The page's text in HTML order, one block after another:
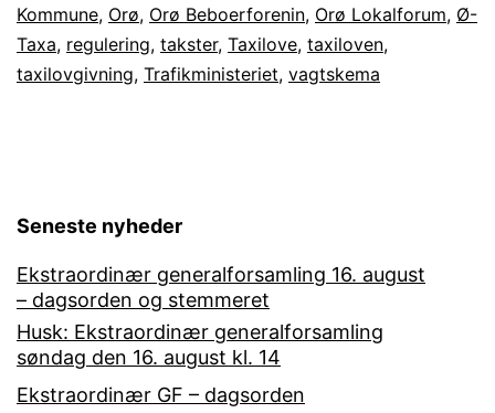
for
Orø
Kommune, Orø, Orø Beboerforenin, Orø Lokalforum, Ø-
Taxa, regulering, takster, Taxilove, taxiloven,
taxilovgivning, Trafikministeriet, vagtskema
Seneste nyheder
Ekstraordinær generalforsamling 16. august
– dagsorden og stemmeret
Husk: Ekstraordinær generalforsamling
søndag den 16. august kl. 14
Ekstraordinær GF – dagsorden